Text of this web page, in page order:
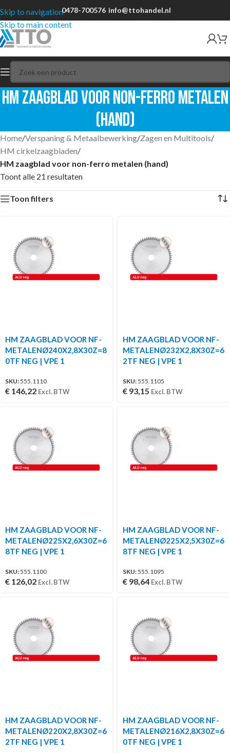
Skip to navigation
Skip to main content
0478-700576 info@ttohandel.nl
HM zaagblad voor non-ferro metalen
(hand)
Home/Verspaning & Metaalbewerking/Zagen en Multitools/
HM cirkelzaagbladen/
HM zaagblad voor non-ferro metalen (hand)
Toont alle 21 resultaten
Toon filters
HM ZAAGBLAD VOOR NF-
METALENØ240X2,8X30Z=8
0TF NEG | VPE 1
SKU:555.1110
€ 146,22 Excl. BTW
HM ZAAGBLAD VOOR NF-
METALENØ232X2,8X30Z=6
2TF NEG | VPE 1
SKU:555.1105
€ 93,15 Excl. BTW
HM ZAAGBLAD VOOR NF-
METALENØ225X2,6X30Z=6
8TF NEG | VPE 1
SKU:555.1100
€ 126,02 Excl. BTW
HM ZAAGBLAD VOOR NF-
METALENØ225X2,5X30Z=6
8TF NEG | VPE 1
SKU:555.1095
€ 98,64 Excl. BTW
HM ZAAGBLAD VOOR NF-
METALENØ220X2,8X30Z=6
2TF NEG | VPE 1
HM ZAAGBLAD VOOR NF-
METALENØ216X2,8X30Z=6
0TF NEG | VPE 1